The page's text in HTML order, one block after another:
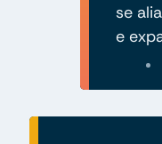
se
e